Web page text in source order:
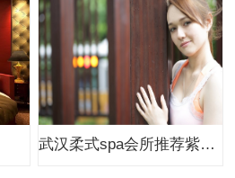
武汉柔式spa会所推荐紫越会馆